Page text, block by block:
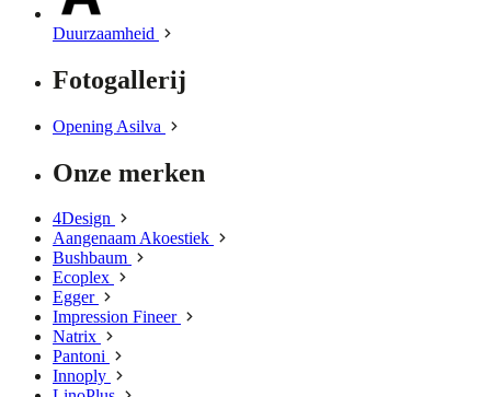
Duurzaamheid
Fotogallerij
Opening Asilva
Onze merken
4Design
Aangenaam Akoestiek
Bushbaum
Ecoplex
Egger
Impression Fineer
Natrix
Pantoni
Innoply